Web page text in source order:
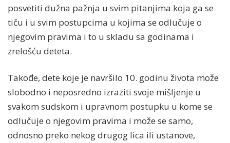
posvetiti dužna pažnja u svim pitanjima koja ga se
tiču i u svim postupcima u kojima se odlučuje o
njegovim pravima i to u skladu sa godinama i
zrelošću deteta.
Takođe, dete koje je navršilo 10. godinu života može
slobodno i neposredno izraziti svoje mišljenje u
svakom sudskom i upravnom postupku u kome se
odlučuje o njegovim pravima i može se samo,
odnosno preko nekog drugog lica ili ustanove,